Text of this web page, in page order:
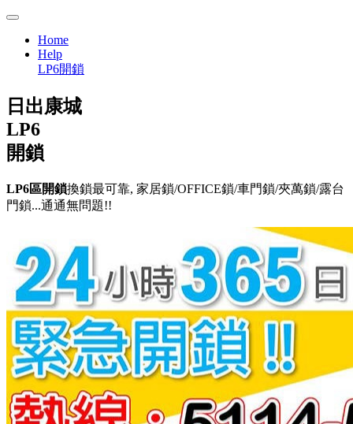
Home
Help
LP6開鎖
日出康城
LP6
開鎖
LP6區開鎖換鎖最可靠, 家居鎖/OFFICE鎖/車門鎖/夾萬鎖/露台
門鎖...通通無問題!!